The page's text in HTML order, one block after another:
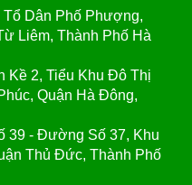
Tổ Dân Phố Phượng,
Liêm, Thành Phố Hà
Kề 2, Tiểu Khu Đô Thị
Quận Hà Đông,
39 - Đường Số 37, Khu
Thủ Đức, Thành Phố